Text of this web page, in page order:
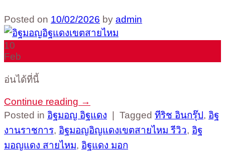
Posted on 10/02/2026 by admin
10
Feb
อ่นได้ที่นี้
Continue reading →
Posted in อิฐมอญ อิฐแดง Tagged ทีริช อินกรุ๊ป, อิฐ
งานราชการ, อิฐมอญอิญแดงเขตสายไหม รีวิว, อิฐ
มอญแดง สายไหม, อิฐแดง มอก